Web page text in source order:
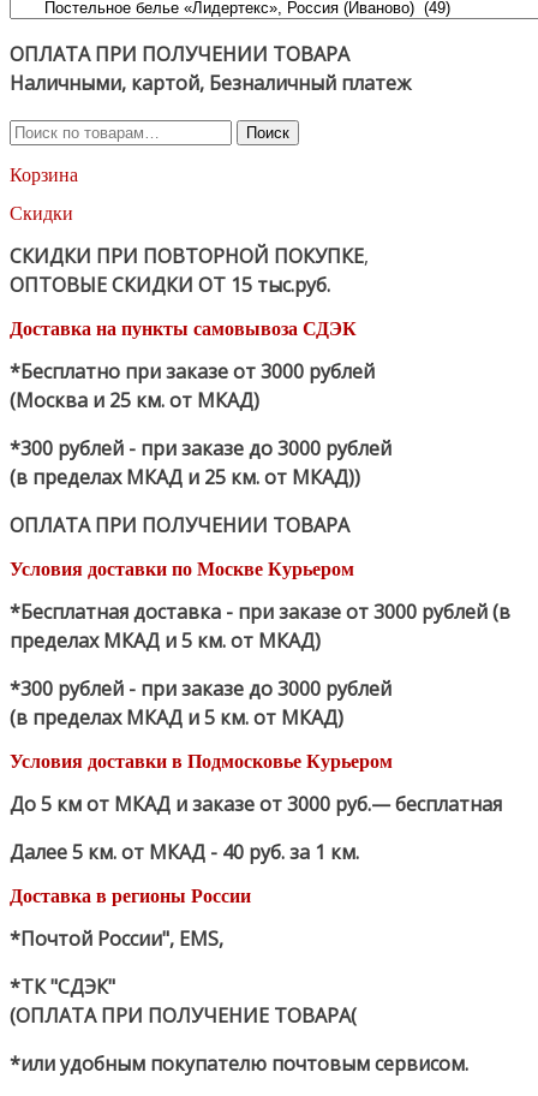
ОПЛАТА ПРИ ПОЛУЧЕНИИ ТОВАРА
Наличными, картой, Безналичный платеж
Искать:
Поиск
Корзина
Скидки
СКИДКИ ПРИ ПОВТОРНОЙ ПОКУПКЕ,
ОПТОВЫЕ СКИДКИ ОТ 15 тыс.руб.
Доставка на пункты самовывоза СДЭК
*Бесплатно при заказе от 3000 рублей
(Москва и 25 км. от МКАД)
*300 рублей - при заказе до 3000 рублей
(в пределах МКАД и 25 км. от МКАД))
ОПЛАТА ПРИ ПОЛУЧЕНИИ ТОВАРА
Условия доставки по Москве Курьером
*Бесплатная доставка - при заказе от 3000 рублей (в
пределах МКАД и 5 км. от МКАД)
*300 рублей - при заказе до 3000 рублей
(в пределах МКАД и 5 км. от МКАД)
Условия доставки в Подмосковье Курьером
До 5 км от МКАД и заказе от 3000 руб.— бесплатная
Далее 5 км. от МКАД - 40 руб. за 1 км.
Доставка в регионы России
*Почтой России", EMS,
*ТК "СДЭК"
(ОПЛАТА ПРИ ПОЛУЧЕНИЕ ТОВАРА(
*или удобным покупателю почтовым сервисом.